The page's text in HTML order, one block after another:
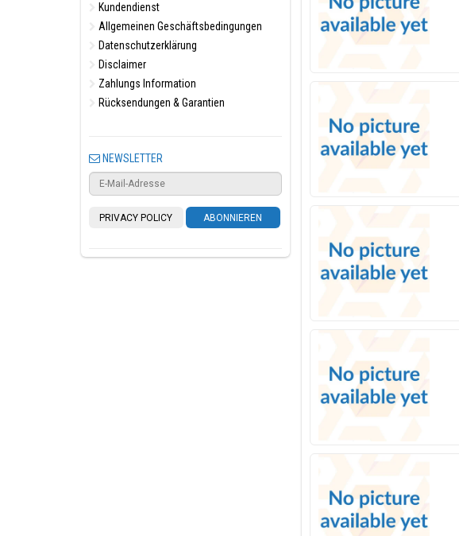
Kundendienst
Allgemeinen Geschäftsbedingungen
Datenschutzerklärung
Disclaimer
Zahlungs Information
Rücksendungen & Garantien
NEWSLETTER
PRIVACY POLICY ABONNIEREN